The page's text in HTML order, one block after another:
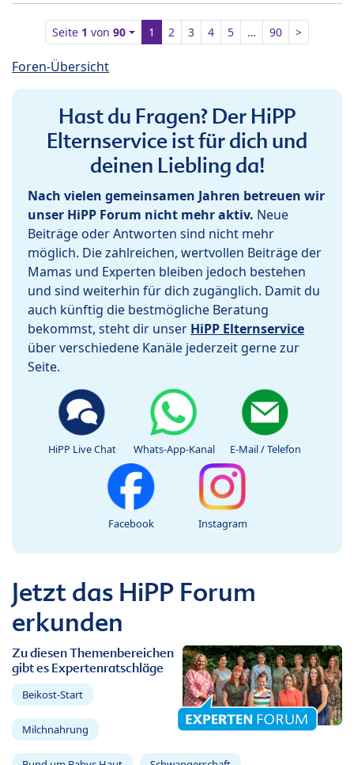
Seite 1 von90 1 2 3 4 5 … 90 >
Foren-Übersicht
Hast du Fragen? Der HiPP
Elternservice ist für dich und
deinen Liebling da!
Nach vielen gemeinsamen Jahren betreuen wir
unser HiPP Forum nicht mehr aktiv. Neue
Beiträge oder Antworten sind nicht mehr
möglich. Die zahlreichen, wertvollen Beiträge der
Mamas und Experten bleiben jedoch bestehen
und sind weiterhin für dich zugänglich. Damit du
auch künftig die bestmögliche Beratung
bekommst, steht dir unser HiPP Elternservice
über verschiedene Kanäle jederzeit gerne zur
Seite.
HiPP Live Chat Whats-App-Kanal E-Mail / Telefon
Facebook Instagram
Jetzt das HiPP Forum
erkunden
Zu diesen Themenbereichen
gibt es Expertenratschläge
Beikost-Start
Milchnahrung